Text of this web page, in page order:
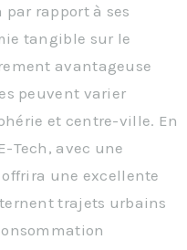
rapport à ses
tangible sur le
avantageuse
peuvent varier
et centre-ville. En
Tech, avec une
une excellente
trajets urbains